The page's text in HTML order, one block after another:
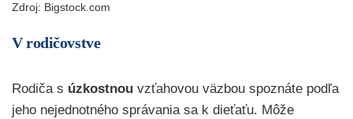
Zdroj: Bigstock.com
V rodičovstve
Rodiča s úzkostnou vzťahovou väzbou spoznáte podľa
jeho nejednotného správania sa k dieťaťu. Môže